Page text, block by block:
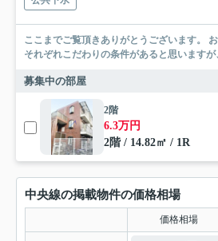
ここまでご覧頂きありがとうございます。 お部屋探しの際には、皆さま
それぞれこだわりの条件があると思います
募集中の部屋
2階
6.3万円
2階 / 14.82㎡ / 1R
中央線の掲載物件の価格相場
価格相場